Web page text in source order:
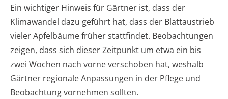
Ein wichtiger Hinweis für Gärtner ist, dass der
Klimawandel dazu geführt hat, dass der Blattaustrieb
vieler Apfelbäume früher stattfindet. Beobachtungen
zeigen, dass sich dieser Zeitpunkt um etwa ein bis
zwei Wochen nach vorne verschoben hat, weshalb
Gärtner regionale Anpassungen in der Pflege und
Beobachtung vornehmen sollten.